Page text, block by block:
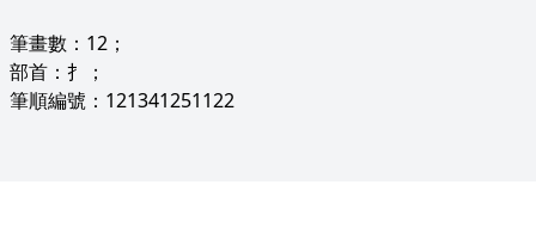
筆畫數：12；
部首：扌；
筆順編號：121341251122